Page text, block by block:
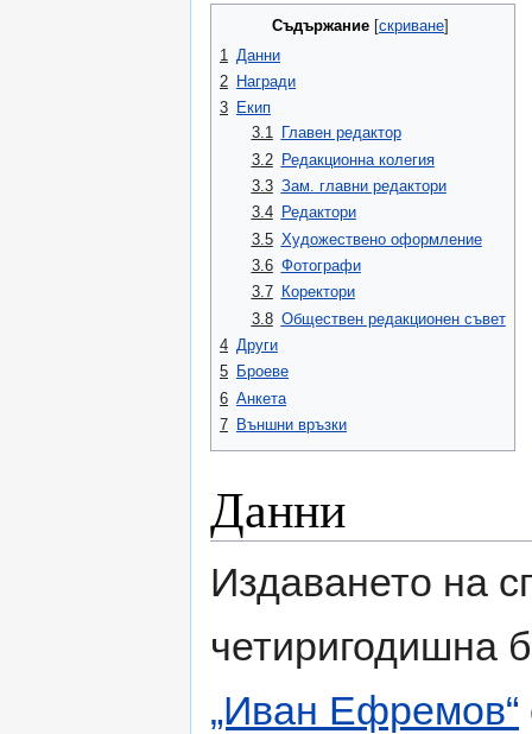
Съдържание [скриване]
1
Данни
2 Награди
3 Екип
3.1
Главен редактор
3.2 Редакционна колегия
3.3 Зам. главни редактори
3.4
Редактори
3.5 Художествено оформление
3.6 Фотографи
3.7
Коректори
3.8 Обществен редакционен съвет
4 Други
5 Броеве
6 Анкета
7 Външни връзки
Данни
Издаването на
четиригодишна
„Иван Ефремов“